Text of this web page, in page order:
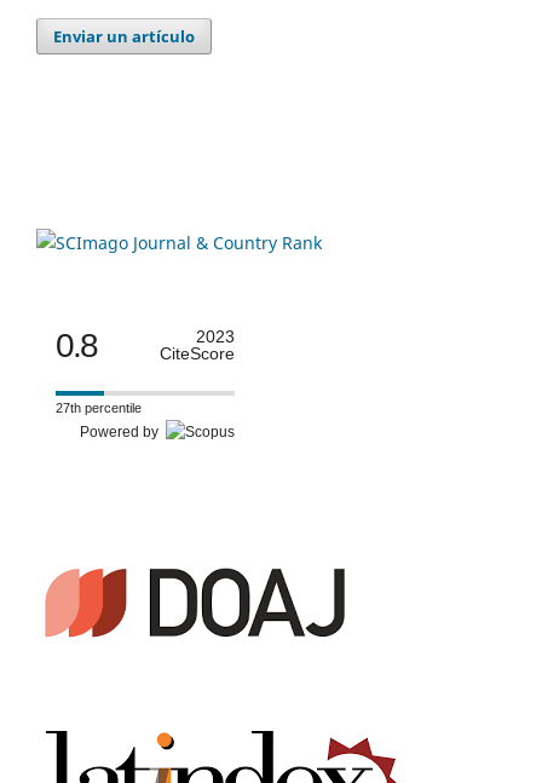
Enviar un artículo
0.8
2023
CiteScore
27th percentile
Powered by